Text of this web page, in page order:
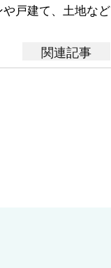
戸建て、土地など